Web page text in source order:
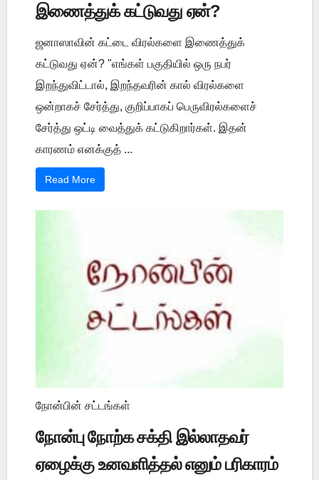
இணைத்துக் கட்டுவது ஏன்?
ஜனாஸாவின் கட்டை விரல்களை இணைத்துக்
கட்டுவது ஏன்? "எங்கள் பகுதியில் ஒரு நபர்
இறந்துவிட்டால், இறந்தவரின் கால் விரல்களை
ஒன்றாகச் சேர்த்து, குறிப்பாகப் பெருவிரல்களைச்
சேர்த்து ஒட்டி வைத்துக் கட்டுகிறார்கள். இதன்
காரணம் எனக்குத் ...
Read More
நோன்பின் சட்டங்கள்
நோன்பு நோற்க சக்தி இல்லாதவர்
ஏழைக்கு உனவளித்தல் எனும் பரிகாரம்